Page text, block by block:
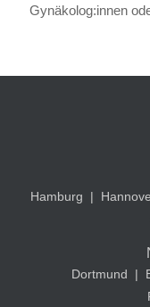
Gynäkolog:innen
Hamburg |
Dortmund |